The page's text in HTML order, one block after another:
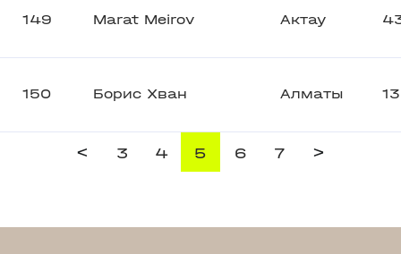
149 Marat Meirov Актау
150 Борис Хван Алматы
< 3 4 5 6 7 >